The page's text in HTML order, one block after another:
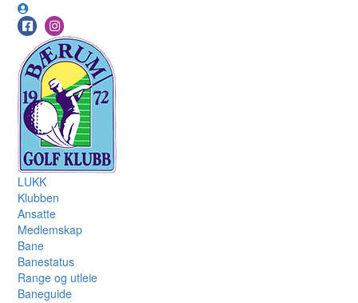
LUKK
Klubben
Ansatte
Medlemskap
Bane
Banestatus
Range og utleie
Baneguide